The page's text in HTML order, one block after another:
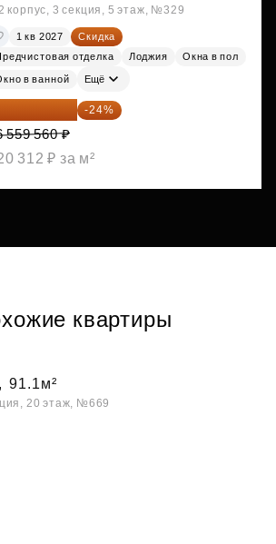
корпус, 3 секция, 5 этаж, №329
1 кв 2027
Скидка
отделка
Лоджия Окна в пол
в ванной Ещё
185 266 ₽ -24%
559 560 ₽
312 ₽ за м²
квартиры
91.1м²
20 этаж, №669